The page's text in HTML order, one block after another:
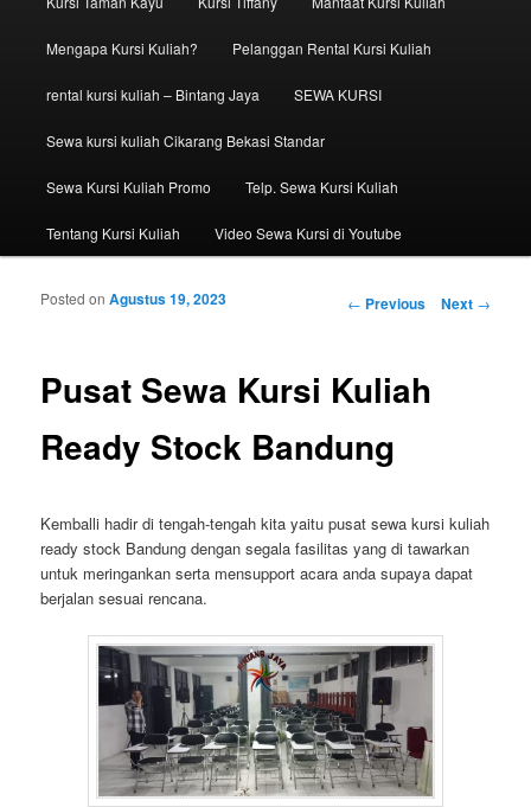
Mengapa Kursi Kuliah? Pelanggan Rental Kursi Kuliah
rental kursi kuliah – Bintang Jaya SEWA KURSI
Sewa kursi kuliah Cikarang Bekasi Standar
Sewa Kursi Kuliah Promo Telp. Sewa Kursi Kuliah
Tentang Kursi Kuliah Video Sewa Kursi di Youtube
Post navigation
← Previous Next →
Pusat Sewa Kursi Kuliah
Ready Stock Bandung
Posted onAgustus 19, 2023
Kemballi hadir di tengah-tengah kita yaitu pusat sewa kursi kuliah
ready stock Bandung dengan segala fasilitas yang di tawarkan
untuk meringankan serta mensupport acara anda supaya dapat
berjalan sesuai rencana.